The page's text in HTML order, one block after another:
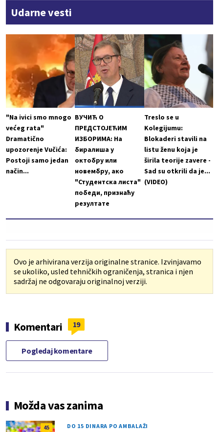
Udarne vesti
"Na ivici smo mnogo
većeg rata"
Dramatično
upozorenje Vučića:
Postoji samo jedan
način...
ВУЧИЋ О
ПРЕДСТОЈЕЋИМ
ИЗБОРИМА: На
биралиша у
октобру или
новембру, ако
"Студентска листа"
победи, признаћу
резултате
Treslo se u
Kolegijumu:
Blokaderi stavili na
listu ženu koja je
širila teorije zavere -
Sad su otkrili da je...
(VIDEO)
Ovo je arhivirana verzija originalne stranice. Izvinjavamo
se ukoliko, usled tehničkih ograničenja, stranica i njen
sadržaj ne odgovaraju originalnoj verziji.
Komentari 19
Pogledaj komentare
Možda vas zanima
45 DO 15 DINARA PO AMBALAŽI